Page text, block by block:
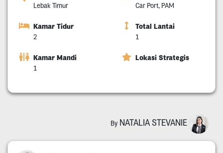
Lebak Timur Car Port, PAM
Kamar Tidur
2
Total Lantai
1
Kamar Mandi
1
Lokasi Strategis
By NATALIA STEVANIE